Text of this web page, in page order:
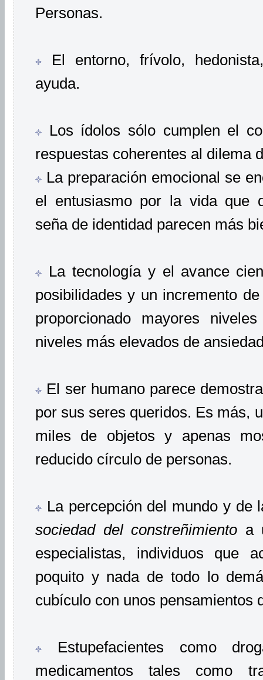
Personas.
El entorno, frívolo,
ayuda.
Los ídolos sólo cumplen el
respuestas coherentes al dilema
La preparación emocional se
el entusiasmo por la vida que
seña de identidad parecen más
La tecnología y el avance
posibilidades y un incremento
proporcionado mayores
niveles más elevados de
El ser humano parece
por sus seres queridos. Es más,
miles de objetos y apenas
reducido círculo de personas.
La percepción del mundo y de
sociedad del constreñimiento a
especialistas, individuos que
poquito y nada de todo lo
cubículo con unos pensamientos
Estupefacientes como
medicamentos tales como